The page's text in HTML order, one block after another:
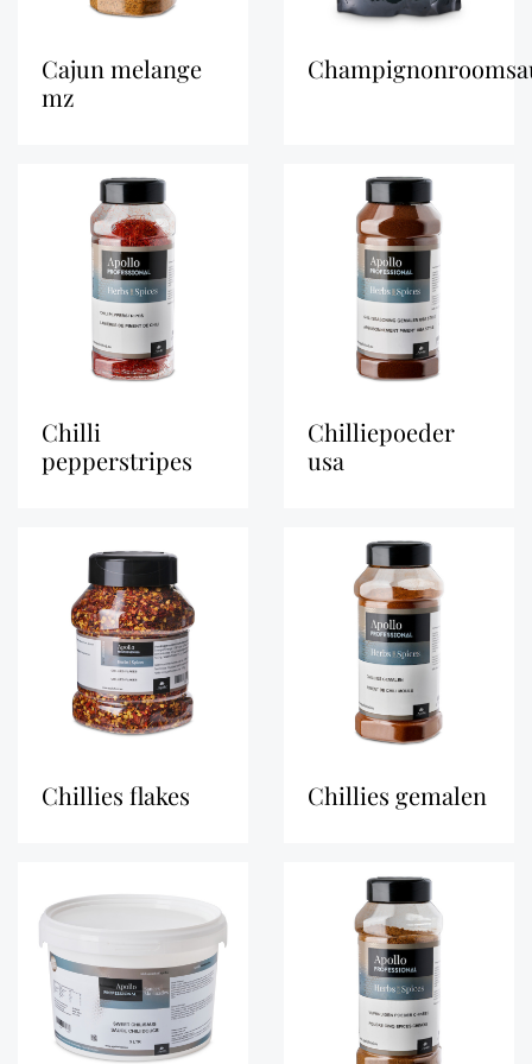
cajun melange
mz
chilli
pepperstripes
chilliepoeder
usa
chillies flakes chillies gemalen